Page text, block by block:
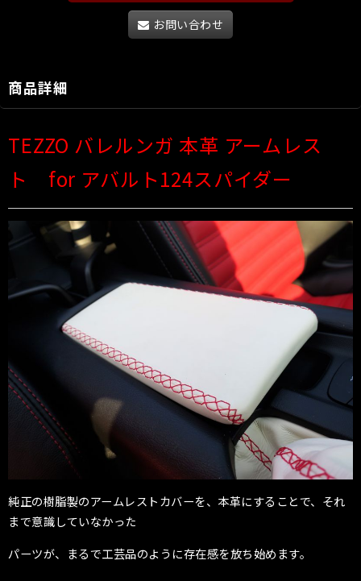
お問い合わせ
商品詳細
TEZZO バレルンガ 本革 アームレス
ト for アバルト124スパイダー
純正の樹脂製のアームレストカバーを、本革にすることで、それ
まで意識していなかった
パーツが、まるで工芸品のように存在感を放ち始めます。